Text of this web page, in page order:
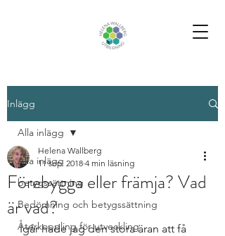
Inlägg
Alla inlägg
betygssättning
Bedömning och betygssättning
Återkoppling för utveckling
Alla inlägg
Förebygga eller främja? Vad
är vad?
Helena Wallberg
11 sep. 2018 4 min läsning
Igår hade jag den stora äran att få